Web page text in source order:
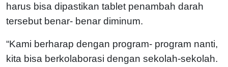
harus bisa dipastikan tablet penambah darah
tersebut benar- benar diminum.
“Kami berharap dengan program- program nanti,
kita bisa berkolaborasi dengan sekolah-sekolah.